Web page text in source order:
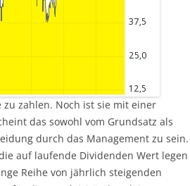
zu zahlen. Noch ist sie mit einer
das sowohl vom Grundsatz als
durch das Management zu sein.
auf laufende Dividenden Wert legen
Reihe von jährlich steigenden